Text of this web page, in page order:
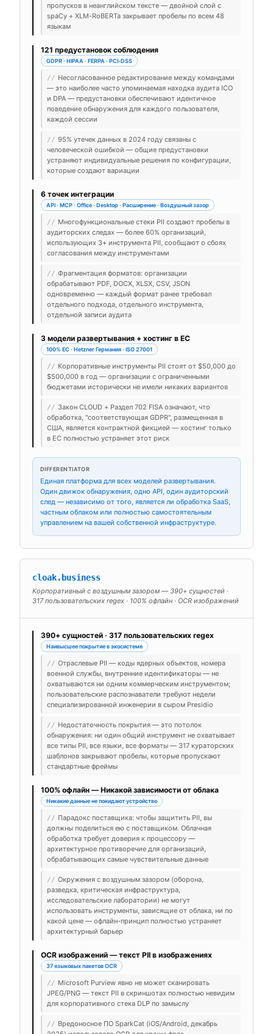
пропусков в неанглийском тексте — двойной слой с
spaCy + XLM-RoBERTa закрывает пробелы по всем 48
языкам
121 предустановок соблюдения
GDPR · HIPAA · FERPA · PCI-DSS
// Несогласованное редактирование между командами
— это наиболее часто упоминаемая находка аудита ICO
и DPA — предустановки обеспечивают идентичное
поведение обнаружения для каждого пользователя,
каждой сессии
// 95% утечек данных в 2024 году связаны с
человеческой ошибкой — общие предустановки
устраняют индивидуальные решения по конфигурации,
которые создают вариации
6 точек интеграции
API · MCP · Office · Desktop · Расширение · Воздушный зазор
// Многофункциональные стеки PII создают пробелы в
аудиторских следах — более 60% организаций,
использующих 3+ инструмента PII, сообщают о сбоях
согласования между инструментами
// Фрагментация форматов: организации
обрабатывают PDF, DOCX, XLSX, CSV, JSON
одновременно — каждый формат ранее требовал
отдельного подхода, отдельного инструмента,
отдельной записи аудита
3 модели развертывания + хостинг в ЕС
100% ЕС · Hetzner Германия · ISO 27001
// Корпоративные инструменты PII стоят от $50,000 до
$500,000 в год — организации с ограниченными
бюджетами исторически не имели никаких вариантов
// Закон CLOUD + Раздел 702 FISA означают, что
обработка, "соответствующая GDPR", размещенная в
США, является контрактной фикцией — хостинг только
в ЕС полностью устраняет этот риск
DIFFERENTIATOR
Единая платформа для всех моделей развертывания.
Один движок обнаружения, одно API, один аудиторский
след — независимо от того, является ли обработка SaaS,
частным облаком или полностью самостоятельным
управлением на вашей собственной инфраструктуре.
cloak.business
Корпоративный с воздушным зазором — 390+ сущностей ·
317 пользовательских regex · 100% офлайн · OCR изображений
390+ сущностей · 317 пользовательских regex
Наивысшее покрытие в экосистеме
// Отраслевые PII — коды ядерных объектов, номера
военной службы, внутренние идентификаторы — не
охватываются ни одним коммерческим инструментом;
пользовательские распознаватели требуют недели
специализированной инженерии в сыром Presidio
// Недостаточность покрытия — это потолок
обнаружения: ни один общий инструмент не охватывает
все типы PII, все языки, все форматы — 317 кураторских
шаблонов закрывают пробелы, которые пропускают
стандартные фреймы
100% офлайн — Никакой зависимости от облака
Никакие данные не покидают устройство
// Парадокс поставщика: чтобы защитить PII, вы
должны поделиться ею с поставщиком. Облачная
обработка требует доверия к процессору —
архитектурное противоречие для организаций,
обрабатывающих самые чувствительные данные
// Окружения с воздушным зазором (оборона,
разведка, критическая инфраструктура,
исследовательские лаборатории) не могут
использовать инструменты, зависящие от облака, ни по
какой цене — офлайн-принцип полностью устраняет
архитектурный барьер
OCR изображений — текст PII в изображениях
37 языковых пакетов OCR
// Microsoft Purview явно не может сканировать
JPEG/PNG — текст PII в скриншотах полностью невидим
для корпоративного стека DLP по замыслу
// Вредоносное ПО SparkCat (iOS/Android, декабрь